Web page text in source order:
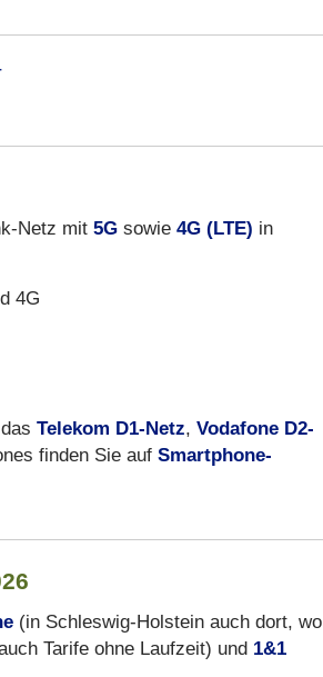
Netz mit 5G sowie 4G (LTE) in
4G
Telekom D1-Netz, Vodafone D2-
finden Sie auf Smartphone-
(in Schleswig-Holstein auch dort, wo
Tarife ohne Laufzeit) und 1&1